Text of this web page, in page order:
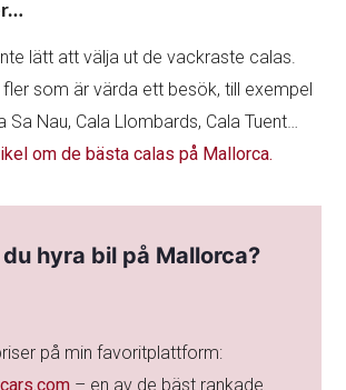
lätt att välja ut de vackraste calas.
som är värda ett besök, till exempel
Sa Nau, Cala Llombards, Cala Tuent…
om de bästa calas på Mallorca.
hyra bil på Mallorca?
på min favoritplattform:
– en av de bäst rankade